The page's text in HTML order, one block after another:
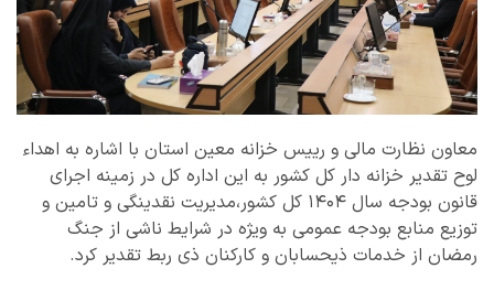
معاون نظارت مالی و رییس خزانه معین استان با اشاره به اهداء
لوح تقدیر خزانه دار کل کشور به این اداره کل در زمینه اجرای
قانون بودجه سال ۱۴۰۴ کل کشور،مدیریت نقدینگی و تامین و
توزیع منابع بودجه عمومی به ویژه در شرایط ناشی از جنگ
رمضان از خدمات ذیحسابان و کارکنان ذی ربط تقدیر کرد.